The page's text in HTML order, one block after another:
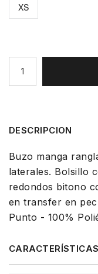
XS
DESCRIPCION
Buzo manga
laterales. Bolsillo
redondos bitono
en transfer en
Punto - 100%